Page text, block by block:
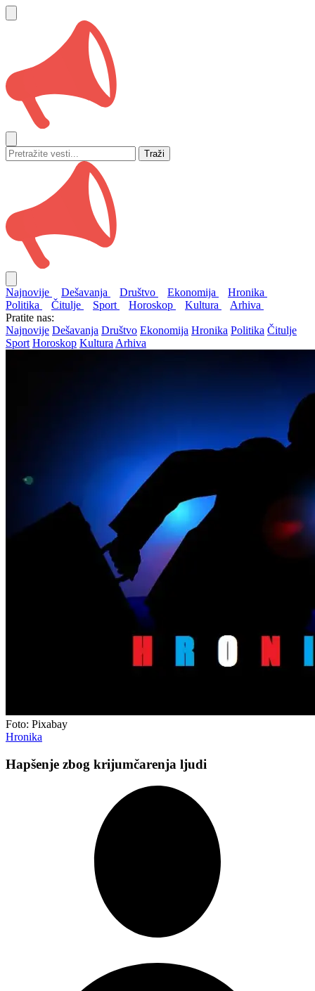
Traži
Najnovije Dešavanja Društvo Ekonomija
Hronika
Politika
Čitulje Sport Horoskop Kultura
Arhiva
Pratite nas:
Najnovije Dešavanja Društvo Ekonomija Hronika Politika Čitulje
Sport Horoskop Kultura Arhiva
Foto: Pixabay
Hronika
Hapšenje zbog krijumčarenja ljudi